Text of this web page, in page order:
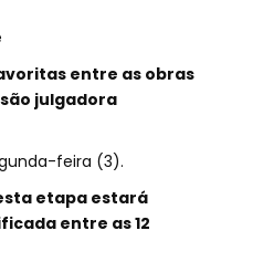
entre as obras
julgadora
feira (3).
etapa estará
entre as 12